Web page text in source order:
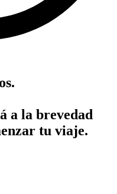
a la brevedad
tu viaje.